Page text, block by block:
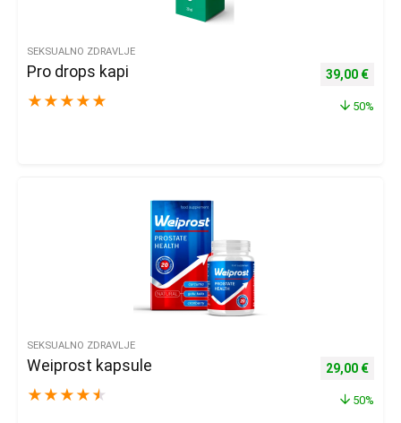
SEKSUALNO ZDRAVLJE
Pro drops kapi
★ ★ ★ ★ ★
Izvorna
39,00 €
50%
SEKSUALNO ZDRAVLJE
Weiprost kapsule
★ ★ ★ ★ ★
Izvorna
29,00 €
50%